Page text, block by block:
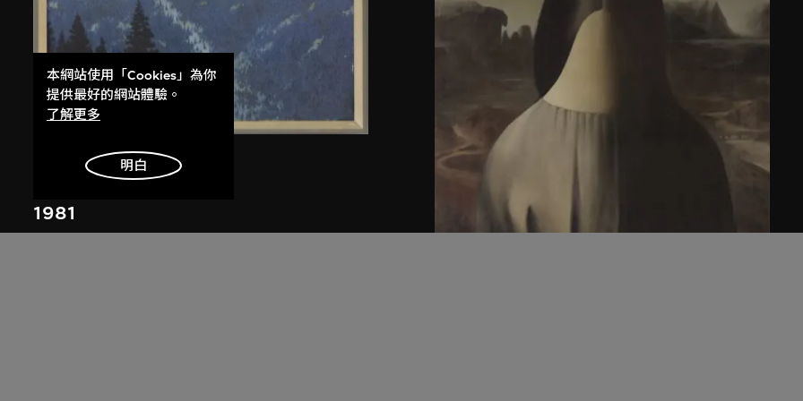
王磊夫
1981
本網站使用「Cookies」為你
提供最好的網站體驗。
了解更多
明白